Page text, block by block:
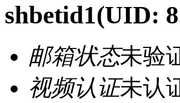
shbetid1(UID:
邮箱状态未验
视频认证未认